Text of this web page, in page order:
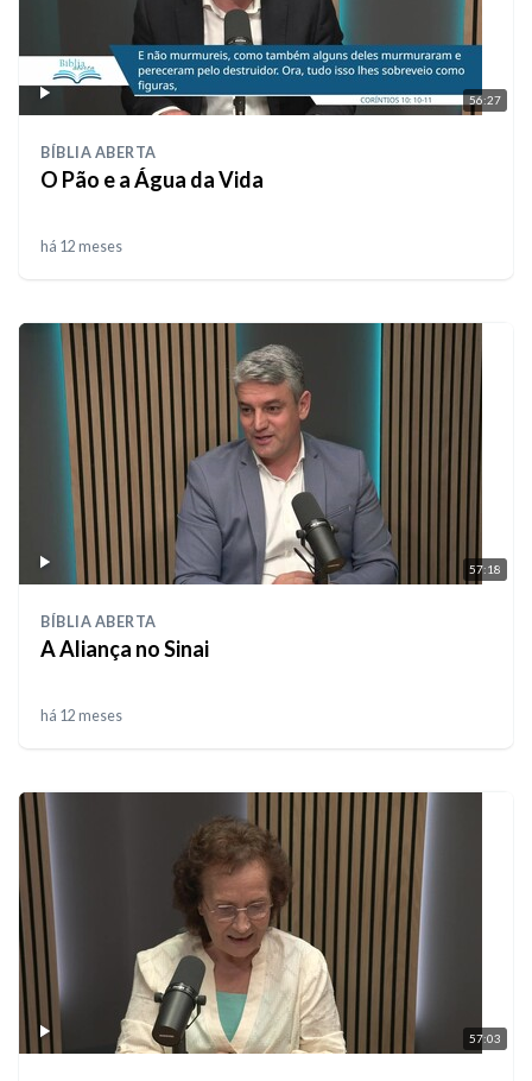
56:27
BÍBLIA ABERTA
O Pão e a Água da Vida
há 12 meses
57:18
BÍBLIA ABERTA
A Aliança no Sinai
há 12 meses
57:03